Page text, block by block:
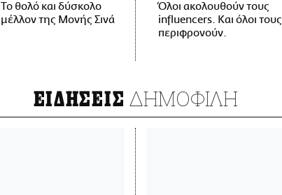
Το θολό και δύσκολο
μέλλον της Μονής Σινά
Όλοι ακολουθούν τους
influencers. Και όλοι τους
περιφρονούν.
ΕΙΔΗΣΕΙΣ ΔΗΜΟΦΙΛΗ